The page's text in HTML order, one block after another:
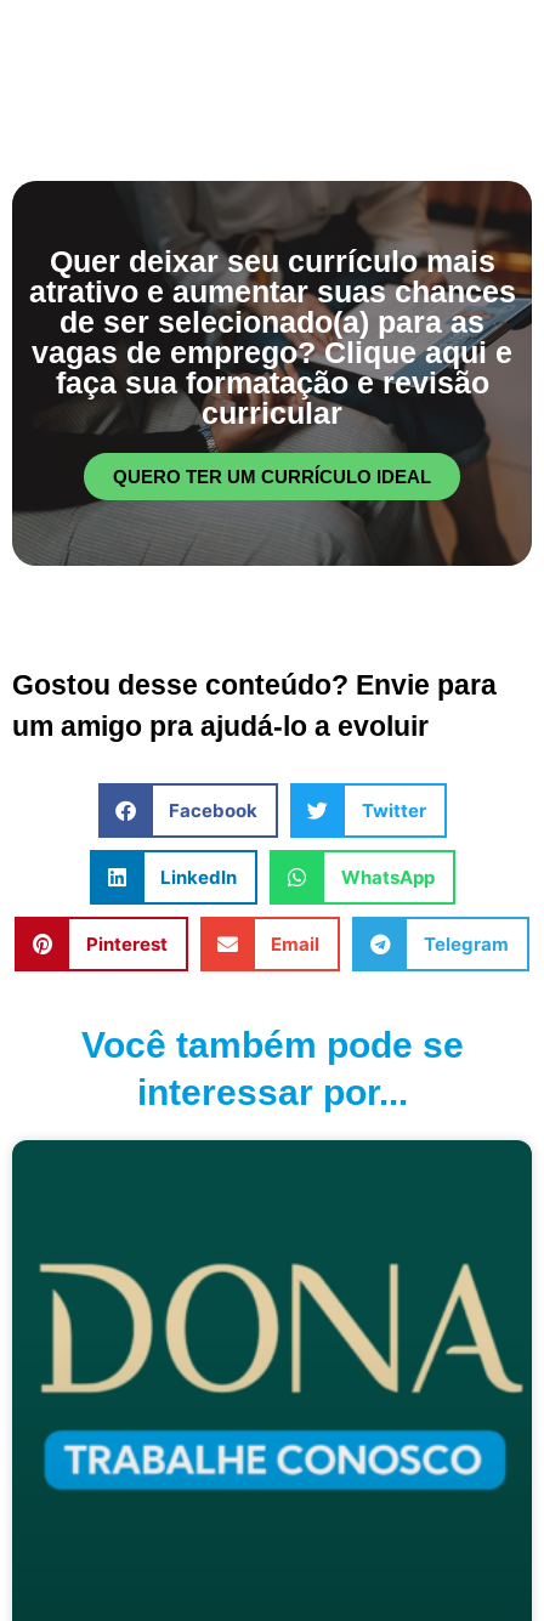
Quer deixar seu currículo mais
atrativo e aumentar suas chances
de ser selecionado(a) para as
vagas de emprego? Clique aqui e
faça sua formatação e revisão
curricular
QUERO TER UM CURRÍCULO IDEAL
Gostou desse conteúdo? Envie para
um amigo pra ajudá-lo a evoluir
Facebook Twitter
LinkedIn WhatsApp
Pinterest Email Telegram
Você também pode se
interessar por...